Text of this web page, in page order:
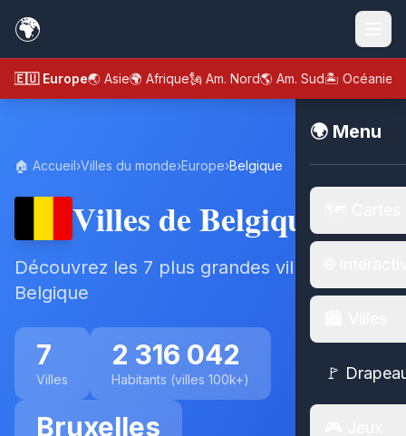
🌍
🇪🇺 Europe🌏 Asie🌍 Afrique🗽 Am. Nord🌎 Am. Sud🏝️ Océanie
🌍 Menu
🚩
🏠 Accueil›Villes du monde›Europe›Belgique
Villes de Belgique
Découvrez les 7 plus grandes villes de
Belgique
7
Villes
2 316 042
Habitants (villes 100k+)
Bruxelles